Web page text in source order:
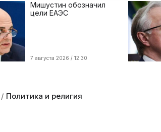
Мишустин обозначил
цели ЕАЭС
7 августа 2026 / 12:30
/ Политика и религия